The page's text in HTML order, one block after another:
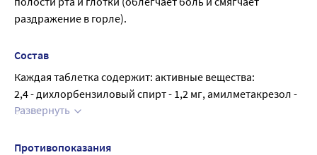
раздражение в горле).
Состав
Каждая таблетка содержит: активные вещества:
2,4 - дихлорбензиловый спирт - 1,2 мг, амилметакрезол -
0,6 мг
Сахароза, глюкоза, лимонная кислота (кроме медово-
Развернуть
Противопоказания